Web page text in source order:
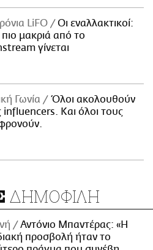
LiFO
Οι εναλλακτικοί:
μακριά από το
γίνεται
Γωνία
Όλοι ακολουθούν
influencers. Και όλοι τους
ΔΗΜΟΦΙΛΗ
Αντόνιο Μπαντέρας: «Η
προσβολή ήταν το